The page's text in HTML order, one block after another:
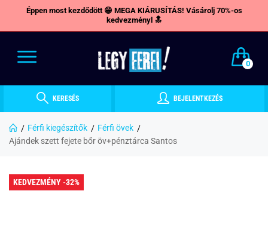
Éppen most kezdődött 😁 MEGA KIÁRUSÍTÁS! Vásárolj 70%-os
kedvezményl 🔝
0
KERESÉS BEJELENTKEZÉS
Férfi kiegészítők
Férfi övek
Ajándek szett fejete bőr öv+pénztárca Santos
KEDVEZMÉNY -32%